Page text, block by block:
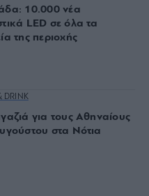
10.000 νέα
LED σε όλα τα
της περιοχής
DRINK
για τους Αθηναίους
στα Νότια